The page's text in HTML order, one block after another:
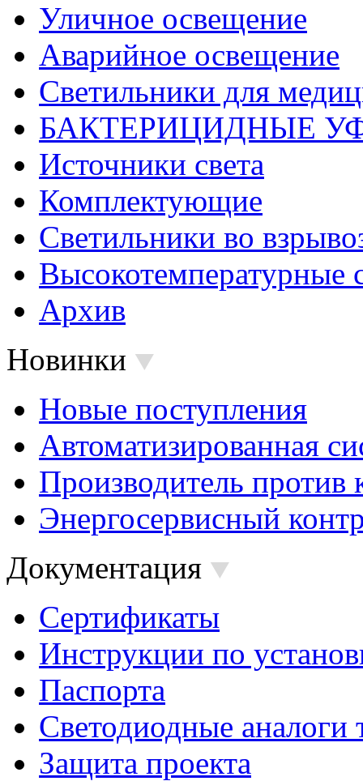
Уличное освещение
Аварийное освещение
Светильники для
БАКТЕРИЦИДНЫЕ
Источники света
Комплектующие
Светильники во
Высокотемпературные
Архив
Новинки
Новые поступления
Автоматизированная
Производитель против
Энергосервисный
Документация
Сертификаты
Инструкции по
Паспорта
Светодиодные аналоги
Защита проекта